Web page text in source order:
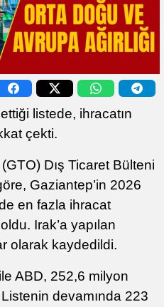
listede, ihracatın
çekti.
Dış Ticaret Bülteni
Gaziantep’in 2026
en fazla ihracat
Irak’a yapılan
olarak kaydedildi.
ABD, 252,6 milyon
devamında 223